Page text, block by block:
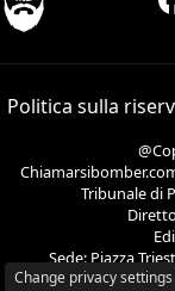
Politica sulla
Tribunale di
Sede: Piazza
Change privacy settings